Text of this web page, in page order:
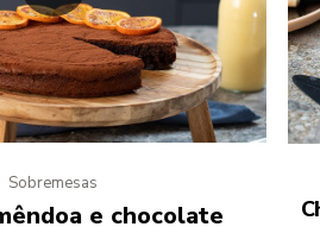
Sobremesas
e chocolate